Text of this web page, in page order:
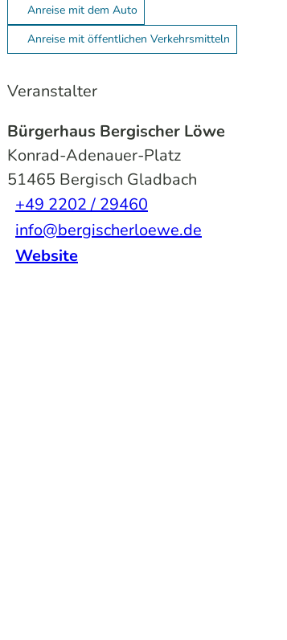
Anreise mit dem Auto
Anreise mit öffentlichen Verkehrsmitteln
Veranstalter
Bürgerhaus Bergischer Löwe
Konrad-Adenauer-Platz
51465 Bergisch Gladbach
+49 2202 / 29460
info@bergischerloewe.de
Website